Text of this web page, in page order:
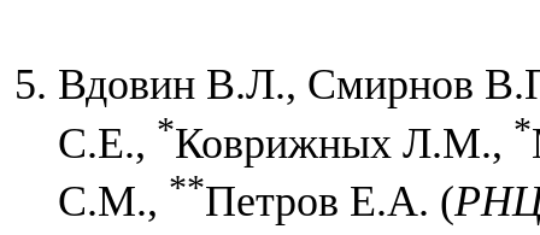
Вдовин В.Л., Смирнов
С.Е., *Коврижных Л.М., *
С.М., **Петров Е.А. (РНЦ